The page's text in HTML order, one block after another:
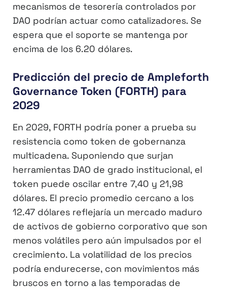
mecanismos de tesorería controlados por
DAO podrían actuar como catalizadores. Se
espera que el soporte se mantenga por
encima de los 6.20 dólares.
Predicción del precio de Ampleforth
Governance Token (FORTH) para
2029
En 2029, FORTH podría poner a prueba su
resistencia como token de gobernanza
multicadena. Suponiendo que surjan
herramientas DAO de grado institucional, el
token puede oscilar entre 7,40 y 21,98
dólares. El precio promedio cercano a los
12.47 dólares reflejaría un mercado maduro
de activos de gobierno corporativo que son
menos volátiles pero aún impulsados por el
crecimiento. La volatilidad de los precios
podría endurecerse, con movimientos más
bruscos en torno a las temporadas de